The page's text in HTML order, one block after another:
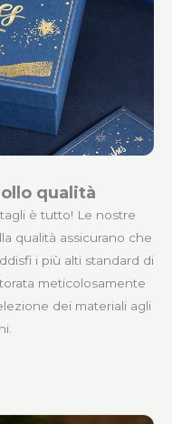
qualità
è tutto! Le nostre
qualità assicurano che
i più alti standard di
meticolosamente
dei materiali agli